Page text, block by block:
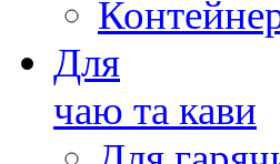
Для
чаю та кави